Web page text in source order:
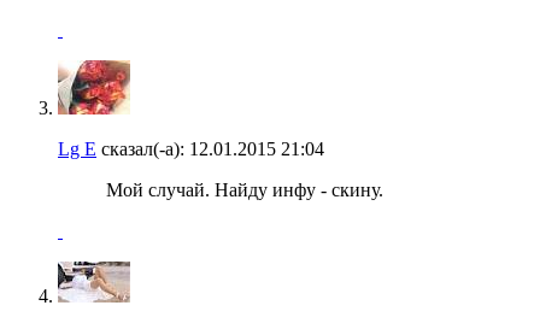
Lg E сказал(-а): 12.01.2015 21:04
Мой случай. Найду инфу - скину.